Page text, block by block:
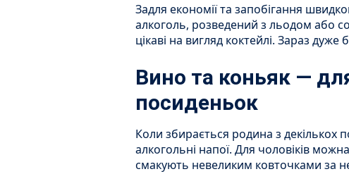
Задля економії та запобігання
алкоголь, розведений з льодом або
цікаві на вигляд коктейлі. Зараз дуже
Вино та коньяк —
посиденьок
Коли збирається родина з декількох
алкогольні напої. Для чоловіків
смакують невеликим ковточками за